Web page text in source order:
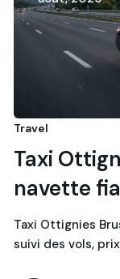
Travel
Taxi
navette
Taxi Ottignies
suivi des vols,